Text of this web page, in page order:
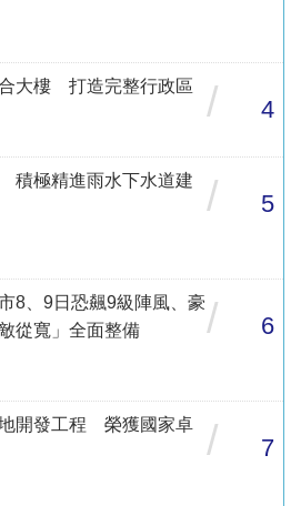
大樓 打造完整行政區
/ 4
積極精進雨水下水道建
/ 5
8、9日恐飆9級陣風、豪
從寬」全面整備
/ 6
開發工程 榮獲國家卓
/ 7